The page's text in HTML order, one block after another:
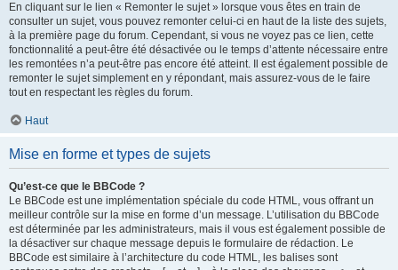
En cliquant sur le lien « Remonter le sujet » lorsque vous êtes en train de
consulter un sujet, vous pouvez remonter celui-ci en haut de la liste des sujets,
à la première page du forum. Cependant, si vous ne voyez pas ce lien, cette
fonctionnalité a peut-être été désactivée ou le temps d’attente nécessaire entre
les remontées n’a peut-être pas encore été atteint. Il est également possible de
remonter le sujet simplement en y répondant, mais assurez-vous de le faire
tout en respectant les règles du forum.
Haut
Mise en forme et types de sujets
Qu’est-ce que le BBCode ?
Le BBCode est une implémentation spéciale du code HTML, vous offrant un
meilleur contrôle sur la mise en forme d’un message. L’utilisation du BBCode
est déterminée par les administrateurs, mais il vous est également possible de
la désactiver sur chaque message depuis le formulaire de rédaction. Le
BBCode est similaire à l’architecture du code HTML, les balises sont